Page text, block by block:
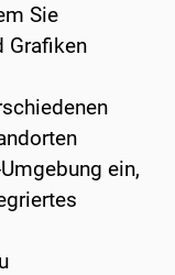
Sie
Grafiken
ein,